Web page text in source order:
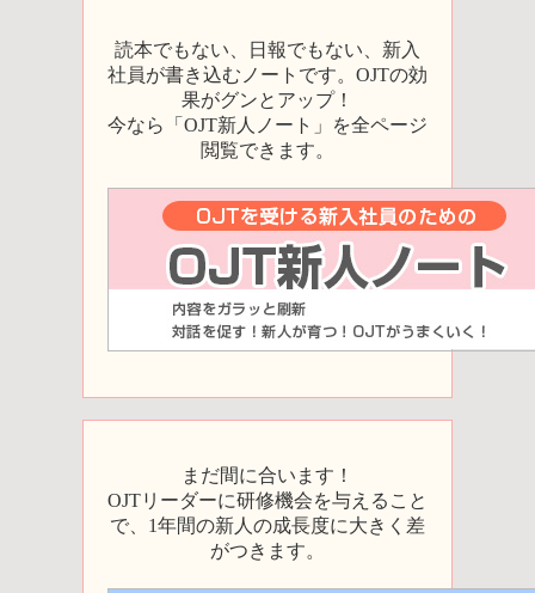
読本でもない、日報でもない、新入
社員が書き込むノートです。OJTの効
果がグンとアップ！
今なら「OJT新人ノート」を全ページ
閲覧できます。
まだ間に合います！
OJTリーダーに研修機会を与えること
で、1年間の新人の成長度に大きく差
がつきます。